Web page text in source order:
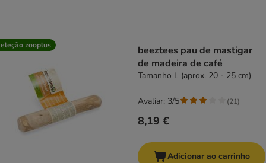
zooplus
beeztees pau de mastigar
de madeira de café
Tamanho L (aprox. 20 - 25 cm)
8,19 €
Avaliar: 3/5 (21)
Adicionar ao carrinho